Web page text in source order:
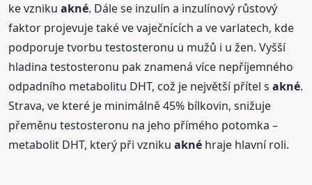
ke vznikuakné. Dále se inzulín a inzulínový růstový
faktor projevuje také ve vaječnících a ve varlatech, kde
podporuje tvorbu testosteronu u mužů i u žen. Vyšší
hladina testosteronu pak znamená více nepříjemného
odpadního metabolitu DHT, což je největší přítel sakné.
Strava, ve které je minimálně 45% bílkovin, snižuje
přeměnu testosteronu na jeho přímého potomka –
metabolit DHT, který při vznikuakné hraje hlavní roli.